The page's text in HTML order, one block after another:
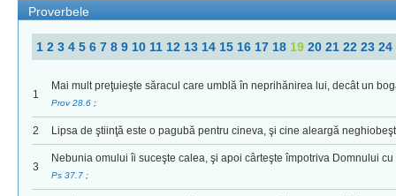
Proverbele
1 2 3 4 5 6 7 8 9 10 11 12 13 14 15 16 17 18 19 20 21 22 23 24
1
Mai mult preţuieşte săracul care umblă în neprihănirea lui, decât un
Prov 28.6 ;
2 Lipsa de ştiinţă este o pagubă pentru cineva, şi cine aleargă
3
Nebunia omului îi suceşte calea, şi apoi cârteşte împotriva Domnului
Ps 37.7 ;